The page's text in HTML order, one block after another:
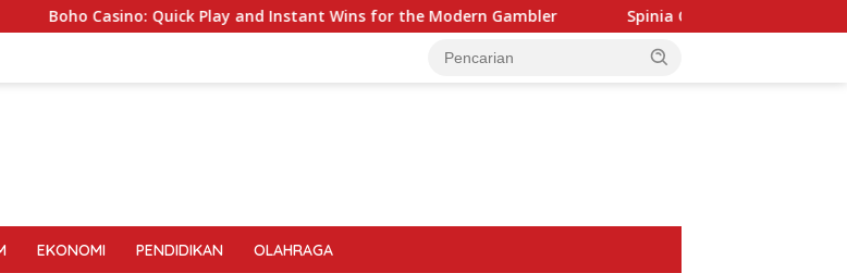
Quick Play and Instant Wins for the Modern Gambler Spinia Casino – Quick‑Hit Slots en Rapid
EKONOMI PENDIDIKAN OLAHRAGA